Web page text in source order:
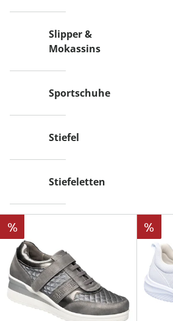
Slipper &
Mokassins
Sportschuhe
Stiefel
Stiefeletten
% %